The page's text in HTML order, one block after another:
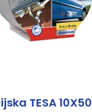
TESA 10X50